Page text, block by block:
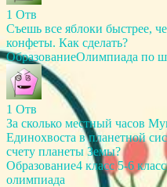
1 Отв
Съешь все яблоки быстрее,
конфеты. Как сделать?
ОбразованиеОлимпиада по
1 Отв
За сколько местный часов
Единохвоста в планетной
счету планеты Земы?
Образование4 класс 5-6
олимпиада